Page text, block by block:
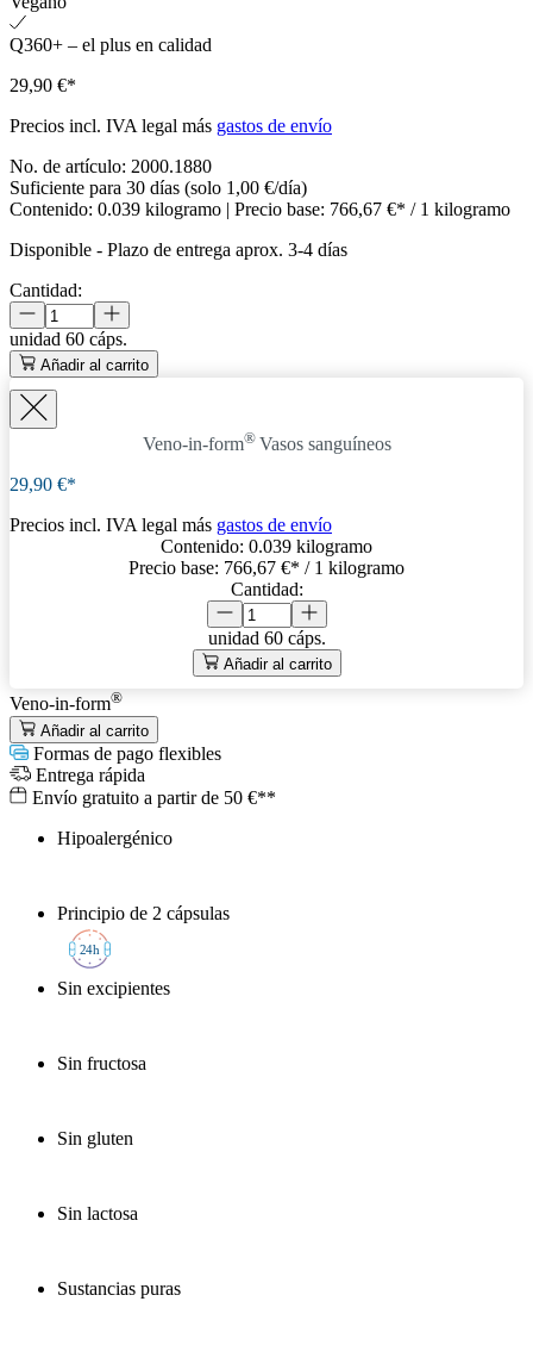
Q360+ – el plus en calidad
29,90 €*
Precios incl. IVA legal más gastos de envío
No. de artículo: 2000.1880
Suficiente para 30 días (solo 1,00 €/día)
Contenido: 0.039 kilogramo | Precio base: 766,67 €* / 1 kilogramo
Disponible - Plazo de entrega aprox. 3-4 días
Cantidad:
unidad 60 cáps.
Añadir al carrito
Veno-in-form® Vasos sanguíneos
29,90 €*
Precios incl. IVA legal más gastos de envío
Contenido: 0.039 kilogramo
Precio base: 766,67 €* / 1 kilogramo
Cantidad:
unidad 60 cáps.
Añadir al carrito
Veno-in-form®
Añadir al carrito
Formas de pago flexibles
Entrega rápida
Envío gratuito a partir de 50 €**
Hipoalergénico
Principio de 2 cápsulas
24h
Sin excipientes
Sin fructosa
Sin gluten
Sin lactosa
Sustancias puras